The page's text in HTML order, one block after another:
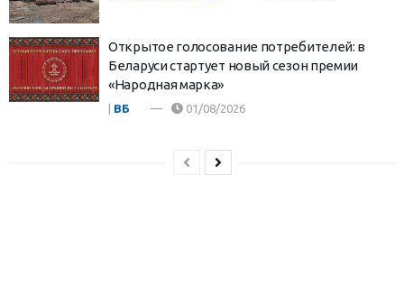
Открытое голосование потребителей: в
Беларуси стартует новый сезон премии
«Народная марка»
ВБ 01/08/2026